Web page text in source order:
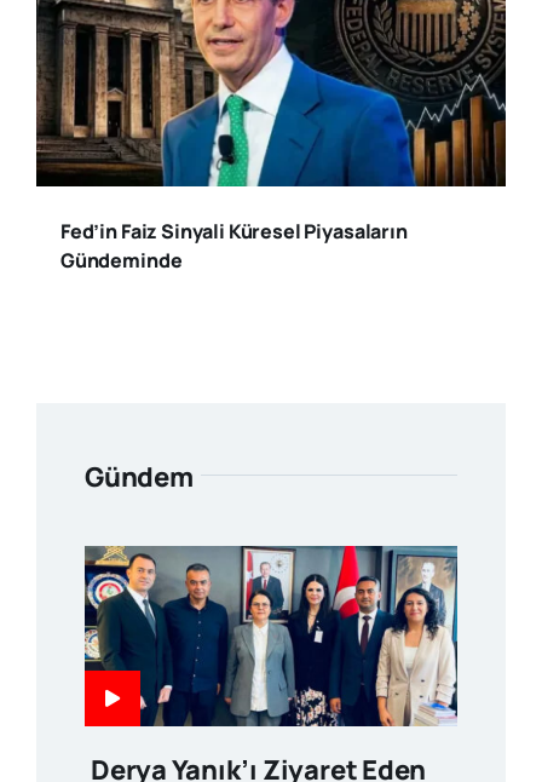
Fed’in Faiz Sinyali Küresel Piyasaların
Gündeminde
Gündem
Derya Yanık’ı Ziyaret Eden